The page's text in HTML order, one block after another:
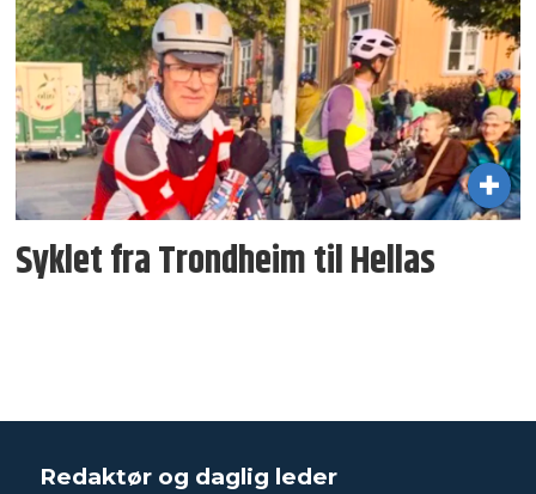
Syklet fra Trondheim til Hellas
Redaktør og daglig leder